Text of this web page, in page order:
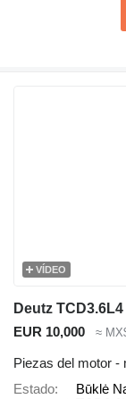
VÍDEO
EUR 10,000 ≈
Piezas del motor -
Estado
Būklė